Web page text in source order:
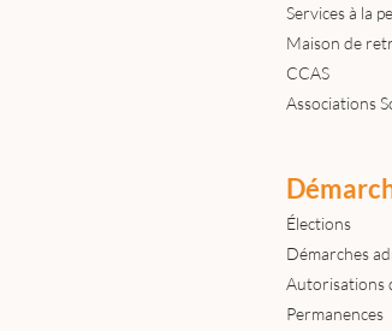
Services à la
Maison de
CCAS
Associations
Élections
Démarches
Autorisations
Permanences